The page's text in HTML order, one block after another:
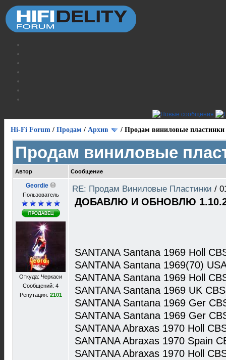
Hi-Fi Forum / Продам / Архив / Продам виниловые пластинки
Продам виниловые
Автор Сообщение
Geordie
Пользователь
Откуда: Черкаси
Сообщений: 4
Репутация: 2101
RE: Продам Виниловые Пластинки /
ДОБАВЛЮ И ОБНОВЛЮ
SANTANA Santana 1969 Holl
SANTANA Santana 1969(70)
SANTANA Santana 1969 Holl
SANTANA Santana 1969 UK
SANTANA Santana 1969 Ger
SANTANA Santana 1969 Ger
SANTANA Abraxas 1970 Holl
SANTANA Abraxas 1970 Spain
SANTANA Abraxas 1970 Holl